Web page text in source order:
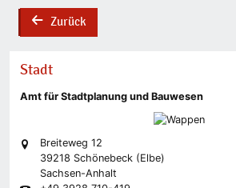
backZurück
Stadt
Amt für Stadtplanung und Bauwesen
Breiteweg 12
39218 Schönebeck (Elbe)
Sachsen-Anhalt